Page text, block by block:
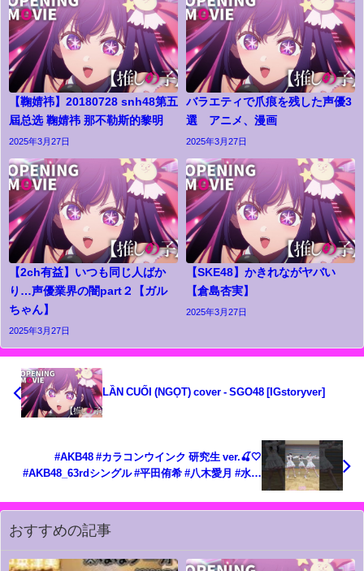
【鞠婧祎】20180728 snh48第五
屆总选 鞠婧祎 那不勒斯的黎明
2025年3月27日
バラエティで爪痕を残した声優3
選 アニメ、漫画
2025年3月27日
【2ch有益】いつも同じ人ばか
り…声優業界の闇part２【ガル
ちゃん】
2025年3月27日
【SKE48】かきれながヤバい
【倉島杏実】
2025年3月27日
LẦN CUỐI (NGỌT) cover - SGO48 [IGstoryver]
#AKB48 #カラコンウインク 研究生 ver.🍒🤍
#AKB48_63rdシングル #平田侑希 #八木愛月 #水島
おすすめの記事